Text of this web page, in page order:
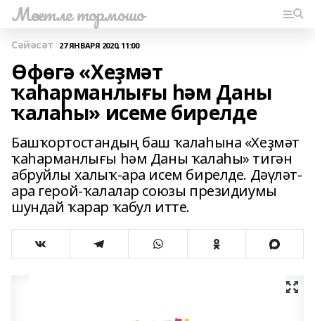
Мәсетле тормошо
Сәйәсәт 27 ЯНВАРЯ 2020, 11:00
Өфөгә «Хеҙмәт
ҡаһарманлығы һәм Даны
ҡалаһы» исеме бирелде
Башҡортостандың баш ҡалаһына «Хеҙмәт
ҡаһарманлығы һәм Даны ҡалаһы» тигән
абруйлы халыҡ-ара исем бирелде. Дәүләт-
ара герой-ҡалалар союзы президиумы
шундай ҡарар ҡабул итте.